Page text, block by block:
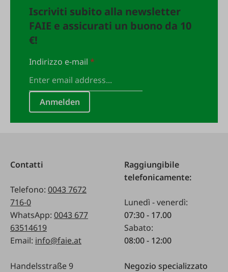
Iscriviti subito alla newsletter
FAIE e assicurati un buono da 10
€!
Indirizzo e-mail*
Anmelden
Contatti
Telefono: 0043 7672
716-0
WhatsApp: 0043 677
63514619
Email: info@faie.at
Handelsstraße 9
Raggiungibile
telefonicamente:
Lunedì - venerdì:
07:30 - 17.00
Sabato:
08:00 - 12:00
Negozio specializzato